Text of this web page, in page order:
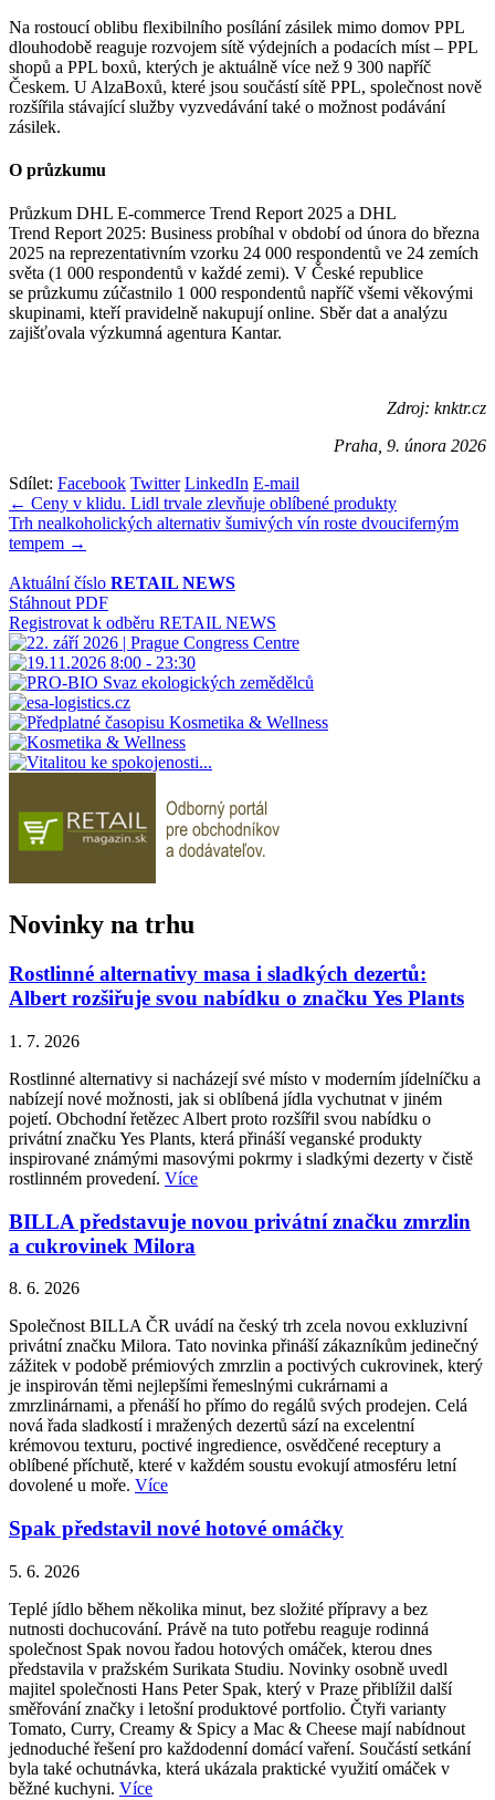
Na rostoucí oblibu flexibilního posílání zásilek mimo domov PPL
dlouhodobě reaguje rozvojem sítě výdejních a podacích míst – PPL
shopů a PPL boxů, kterých je aktuálně více než 9 300 napříč
Českem. U AlzaBoxů, které jsou součástí sítě PPL, společnost nově
rozšířila stávající služby vyzvedávání také o možnost podávání
zásilek.
O průzkumu
Průzkum DHL E-commerce Trend Report 2025 a DHL
Trend Report 2025: Business probíhal v období od února do března
2025 na reprezentativním vzorku 24 000 respondentů ve 24 zemích
světa (1 000 respondentů v každé zemi). V České republice
se průzkumu zúčastnilo 1 000 respondentů napříč všemi věkovými
skupinami, kteří pravidelně nakupují online. Sběr dat a analýzu
zajišťovala výzkumná agentura Kantar.
Zdroj: knktr.cz
Praha, 9. února 2026
Sdílet: Facebook Twitter LinkedIn E-mail
Navigace
pro
← Ceny v klidu. Lidl trvale zlevňuje oblíbené produkty
Trh nealkoholických alternativ šumivých vín roste dvouciferným
tempem →
Aktuální číslo RETAIL NEWS
Stáhnout PDF
Registrovat k odběru RETAIL NEWS
Novinky na trhu
Rostlinné alternativy masa i sladkých dezertů:
Albert rozšiřuje svou nabídku o značku Yes Plants
1. 7. 2026
Rostlinné alternativy si nacházejí své místo v moderním jídelníčku a
nabízejí nové možnosti, jak si oblíbená jídla vychutnat v jiném
pojetí. Obchodní řetězec Albert proto rozšířil svou nabídku o
privátní značku Yes Plants, která přináší veganské produkty
inspirované známými masovými pokrmy i sladkými dezerty v čistě
rostlinném provedení. Více
BILLA představuje novou privátní značku zmrzlin
a cukrovinek Milora
8. 6. 2026
Společnost BILLA ČR uvádí na český trh zcela novou exkluzivní
privátní značku Milora. Tato novinka přináší zákazníkům jedinečný
zážitek v podobě prémiových zmrzlin a poctivých cukrovinek, který
je inspirován těmi nejlepšími řemeslnými cukrárnami a
zmrzlinárnami, a přenáší ho přímo do regálů svých prodejen. Celá
nová řada sladkostí i mražených dezertů sází na excelentní
krémovou texturu, poctivé ingredience, osvědčené receptury a
oblíbené příchutě, které v každém soustu evokují atmosféru letní
dovolené u moře. Více
Spak představil nové hotové omáčky
5. 6. 2026
Teplé jídlo během několika minut, bez složité přípravy a bez
nutnosti dochucování. Právě na tuto potřebu reaguje rodinná
společnost Spak novou řadou hotových omáček, kterou dnes
představila v pražském Surikata Studiu. Novinky osobně uvedl
majitel společnosti Hans Peter Spak, který v Praze přiblížil další
směřování značky i letošní produktové portfolio. Čtyři varianty
Tomato, Curry, Creamy & Spicy a Mac & Cheese mají nabídnout
jednoduché řešení pro každodenní domácí vaření. Součástí setkání
byla také ochutnávka, která ukázala praktické využití omáček v
běžné kuchyni. Více